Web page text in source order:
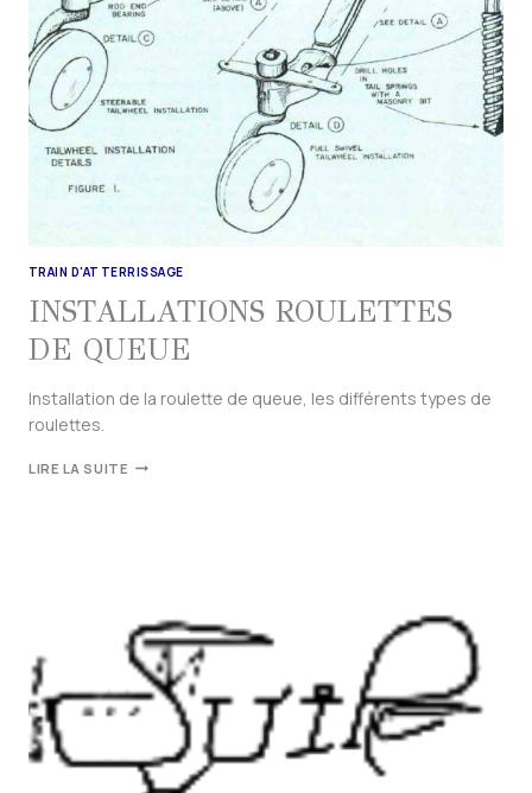
TRAIN D'ATTERRISSAGE
INSTALLATIONS ROULETTES
DE QUEUE
Installation de la roulette de queue, les différents types de
roulettes.
LIRE LA SUITE